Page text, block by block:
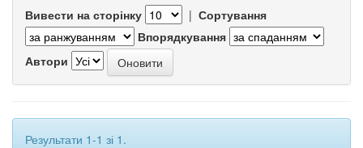
Вивести на сторінку | Сортування
Впорядкування
Автори
Результати 1-1 зі 1.